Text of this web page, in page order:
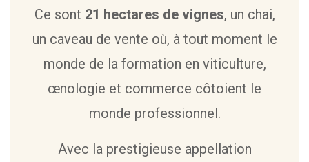
Ce sont 21 hectares de vignes, un chai,
un caveau de vente où, à tout moment le
monde de la formation en viticulture,
œnologie et commerce côtoient le
monde professionnel.
Avec la prestigieuse appellation